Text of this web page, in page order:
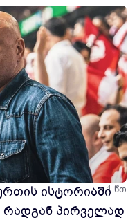
1 წთ
ისტორიაში
რადგან პირველად